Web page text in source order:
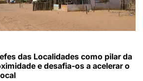
das Localidades como pilar da
e desafia-os a acelerar o